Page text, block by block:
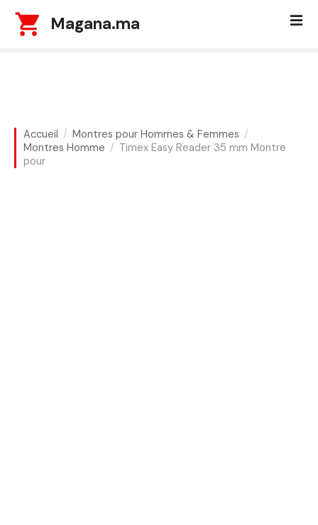
Magana.ma
Accueil
Montres pour Hommes & Femmes
Montres Homme
Timex Easy Reader 35 mm Montre
pour